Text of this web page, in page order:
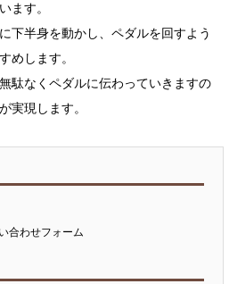
ます。
下半身を動かし、ペダルを回すよう
めします。
駄なくペダルに伝わっていきますの
実現します。
合わせフォーム